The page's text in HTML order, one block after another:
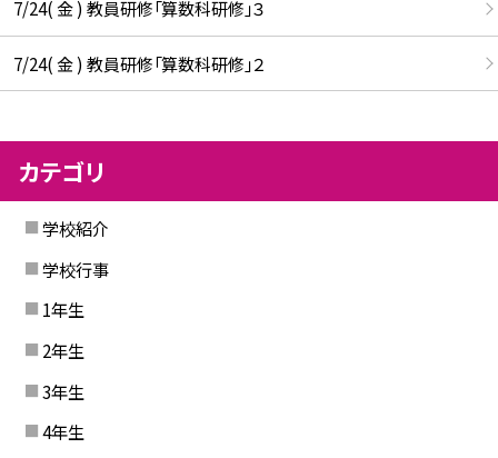
7/24( 金 ) 教員研修「算数科研修」３
7/24( 金 ) 教員研修「算数科研修」２
カテゴリ
学校紹介
学校行事
1年生
2年生
3年生
4年生